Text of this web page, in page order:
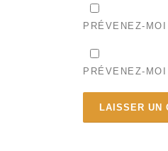
PRÉVENEZ-
PRÉVENEZ-